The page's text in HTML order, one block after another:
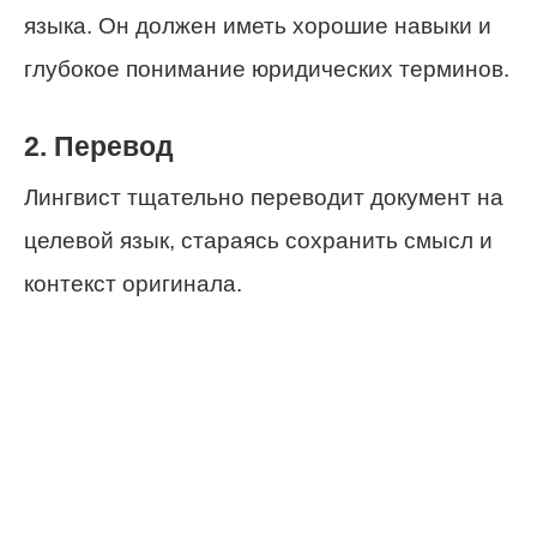
языка. Он должен иметь хорошие навыки и
глубокое понимание юридических терминов.
2. Перевод
Лингвист тщательно переводит документ на
целевой язык, стараясь сохранить смысл и
контекст оригинала.